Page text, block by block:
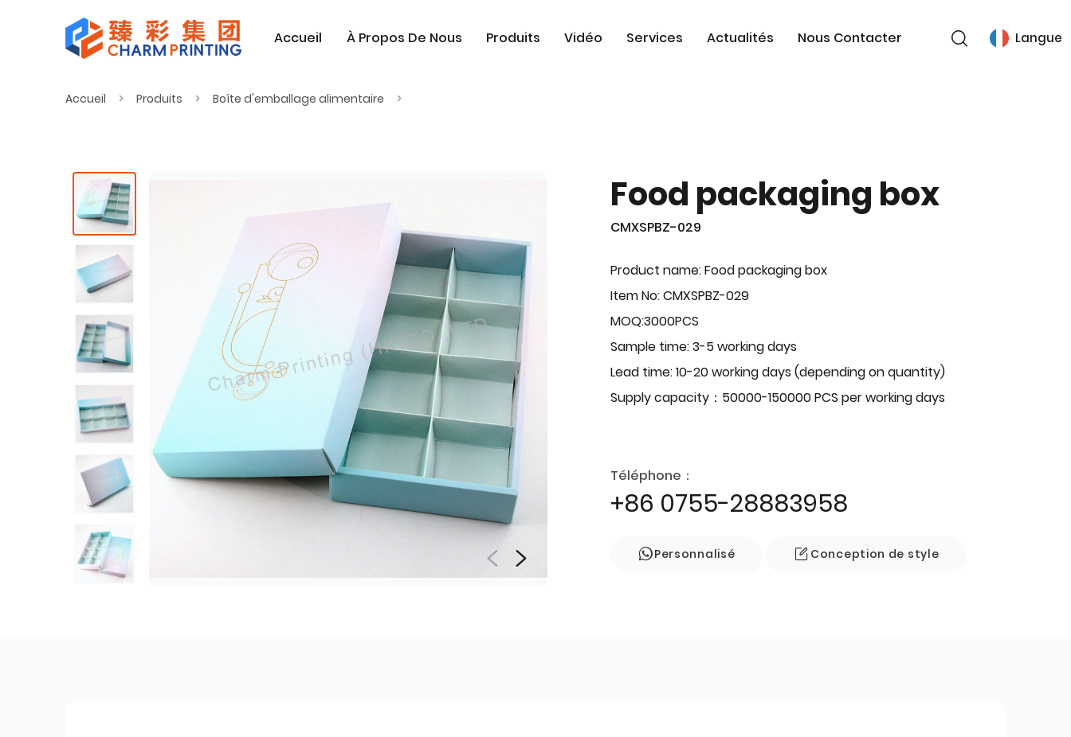
Accueil À Propos De Nous Produits Vidéo Services Actualités Nous Contacter Langue
Accueil Produits Boîte d'emballage alimentaire
Food packaging box
CMXSPBZ-029
Product name: Food packaging box
Item No: CMXSPBZ-029
MOQ:3000PCS
Sample time: 3-5 working days
Lead time: 10-20 working days (depending on quantity)
Supply capacity：50000-150000 PCS per working days
Téléphone：
+86 0755-28883958
Personnalisé Conception de style